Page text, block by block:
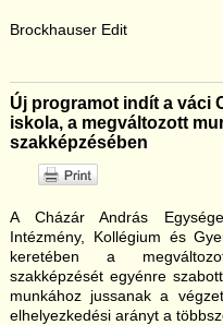
Brockhauser Edit
Új programot indít a váci
iskola, a megváltozott
szakképzésében
A Cházár András
Intézmény, Kollégium és
keretében a
szakképzését egyénre
munkához jussanak a
elhelyezkedési arányt a